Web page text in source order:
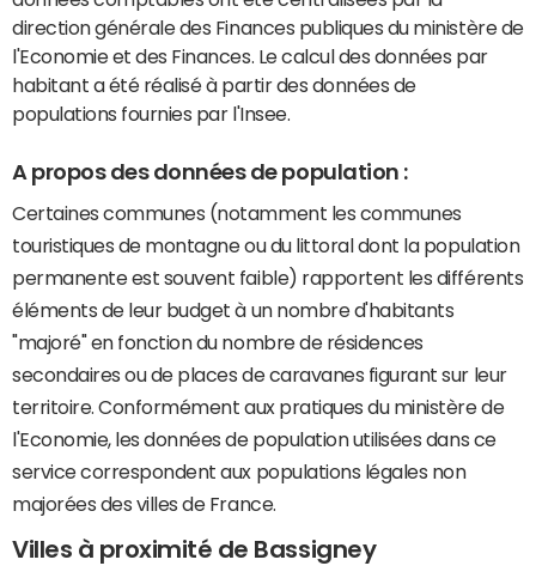
direction générale des Finances publiques du ministère de
l'Economie et des Finances. Le calcul des données par
habitant a été réalisé à partir des données de
populations fournies par l'Insee.
A propos des données de population :
Certaines communes (notamment les communes
touristiques de montagne ou du littoral dont la population
permanente est souvent faible) rapportent les différents
éléments de leur budget à un nombre d'habitants
"majoré" en fonction du nombre de résidences
secondaires ou de places de caravanes figurant sur leur
territoire. Conformément aux pratiques du ministère de
l'Economie, les données de population utilisées dans ce
service correspondent aux populations légales non
majorées des villes de France.
Villes à proximité de Bassigney